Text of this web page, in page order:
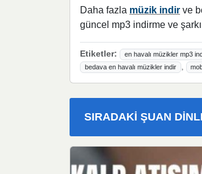
Daha fazla müzik indir ve
güncel mp3 indirme ve
Etiketler: en havalı müzikler mp3
bedava en havalı müzikler indir ,
SIRADAKI ŞUAN